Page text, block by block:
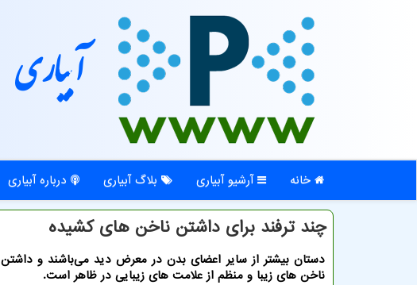
آبیاری
خانه آرشیو آبیاری بلاگ آبیاری درباره آبیاری
چند ترفند برای داشتن ناخن های کشیده
دستان بیشتر از سایر اعضای بدن در معرض دید می‌باشند و داشتن
ناخن های زیبا و منظم از علامت های زیبایی در ظاهر است.